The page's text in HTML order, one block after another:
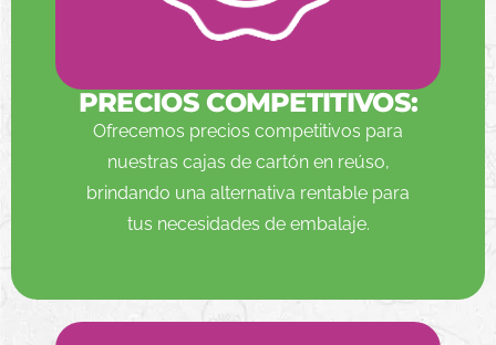
PRECIOS COMPETITIVOS:
Ofrecemos precios competitivos para
nuestras cajas de cartón en reúso,
brindando una alternativa rentable para
tus necesidades de embalaje.